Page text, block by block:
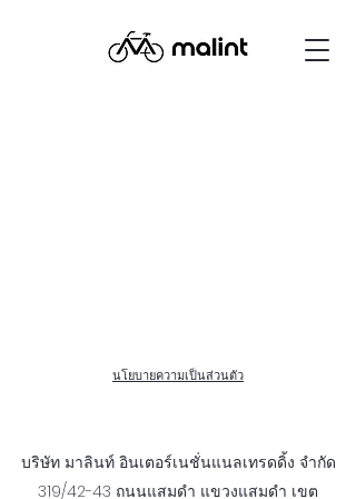
นโยบายความเป็นส่วนตัว
บริษัท มาลินท์ อินเตอร์เนชั่นแนลเทรดดิ้ง จำกัด
319/42-43 ถนนแสมดำ แขวงแสมดำ เขต